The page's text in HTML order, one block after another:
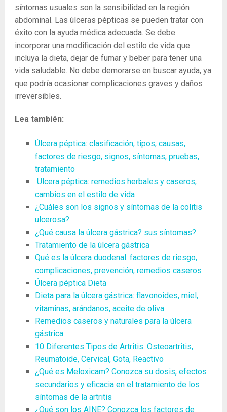
síntomas usuales son la sensibilidad en la región
abdominal. Las úlceras pépticas se pueden tratar con
éxito con la ayuda médica adecuada. Se debe
incorporar una modificación del estilo de vida que
incluya la dieta, dejar de fumar y beber para tener una
vida saludable. No debe demorarse en buscar ayuda, ya
que podría ocasionar complicaciones graves y daños
irreversibles.
Lea también:
Úlcera péptica: clasificación, tipos, causas,
factores de riesgo, signos, síntomas, pruebas,
tratamiento
Ulcera péptica: remedios herbales y caseros,
cambios en el estilo de vida
¿Cuáles son los signos y síntomas de la colitis
ulcerosa?
¿Qué causa la úlcera gástrica? sus síntomas?
Tratamiento de la úlcera gástrica
Qué es la úlcera duodenal: factores de riesgo,
complicaciones, prevención, remedios caseros
Úlcera péptica Dieta
Dieta para la úlcera gástrica: flavonoides, miel,
vitaminas, arándanos, aceite de oliva
Remedios caseros y naturales para la úlcera
gástrica
10 Diferentes Tipos de Artritis: Osteoartritis,
Reumatoide, Cervical, Gota, Reactivo
¿Qué es Meloxicam? Conozca su dosis, efectos
secundarios y eficacia en el tratamiento de los
síntomas de la artritis
¿Qué son los AINE? Conozca los factores de